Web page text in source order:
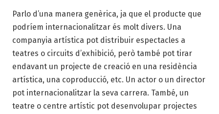
Parlo d’una manera genèrica, ja que el producte que
podríem internacionalitzar és molt divers. Una
companyia artística pot distribuir espectacles a
teatres o circuits d’exhibició, però també pot tirar
endavant un projecte de creació en una residència
artística, una coproducció, etc. Un actor o un director
pot internacionalitzar la seva carrera. També, un
teatre o centre artístic pot desenvolupar projectes